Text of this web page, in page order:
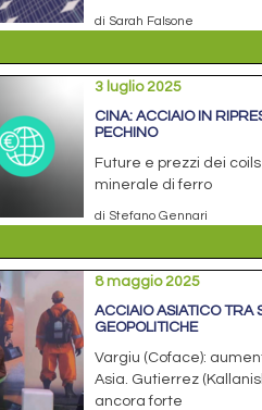
di Sarah Falsone
3 luglio 2025
CINA: ACCIAIO IN
PECHINO
Future e prezzi dei
minerale di ferro
di Stefano Gennari
8 maggio 2025
ACCIAIO ASIATICO TRA
GEOPOLITICHE
Vargiu (Coface):
Asia. Gutierrez
ancora forte